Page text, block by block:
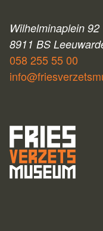
Wilhelminaplein 92
8911 BS
058 255 55 00